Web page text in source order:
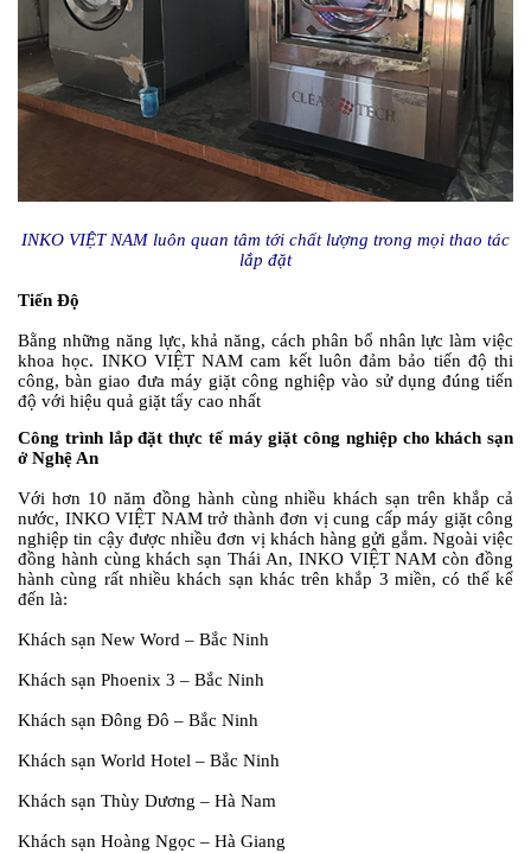
INKO VIỆT NAM luôn quan tâm tới chất lượng trong mọi thao tác
lắp đặt
Tiến Độ
Bằng những năng lực, khả năng, cách phân bổ nhân lực làm việc
khoa học. INKO VIỆT NAM cam kết luôn đảm bảo tiến độ thi
công, bàn giao đưa máy giặt công nghiệp vào sử dụng đúng tiến
độ với hiệu quả giặt tẩy cao nhất
Công trình lắp đặt thực tế máy giặt công nghiệp cho khách sạn
ở Nghệ An
Với hơn 10 năm đồng hành cùng nhiều khách sạn trên khắp cả
nước, INKO VIỆT NAM trở thành đơn vị cung cấp máy giặt công
nghiệp tin cậy được nhiều đơn vị khách hàng gửi gắm. Ngoài việc
đồng hành cùng khách sạn Thái An, INKO VIỆT NAM còn đồng
hành cùng rất nhiều khách sạn khác trên khắp 3 miền, có thể kể
đến là:
Khách sạn New Word – Bắc Ninh
Khách sạn Phoenix 3 – Bắc Ninh
Khách sạn Đông Đô – Bắc Ninh
Khách sạn World Hotel – Bắc Ninh
Khách sạn Thùy Dương – Hà Nam
Khách sạn Hoàng Ngọc – Hà Giang